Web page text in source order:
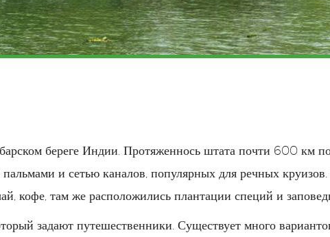
береге Индии. Протяженнось штата почти 600 км
и сетью каналов, популярных для речных
кофе, там же расположились плантации специй и
задают путешественники. Существует много